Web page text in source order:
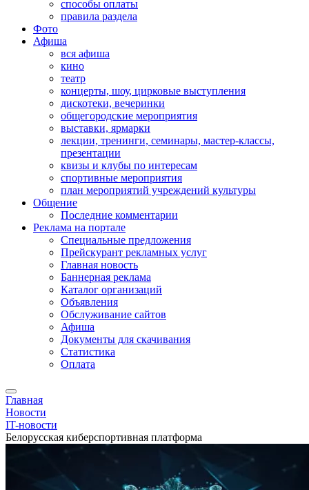
способы оплаты
правила раздела
Фото
Афиша
вся афиша
кино
театр
концерты, шоу, цирковые выступления
дискотеки, вечеринки
общегородские мероприятия
выставки, ярмарки
лекции, тренинги, семинары, мастер-классы,
презентации
квизы и клубы по интересам
спортивные мероприятия
план мероприятий учреждений культуры
Общение
Последние комментарии
Реклама на портале
Специальные предложения
Прейскурант рекламных услуг
Главная новость
Баннерная реклама
Каталог организаций
Объявления
Обслуживание сайтов
Афиша
Документы для скачивания
Статистика
Оплата
Главная
Новости
IT-новости
Белорусская киберспортивная платформа